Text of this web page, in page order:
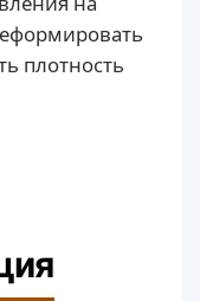
плотность